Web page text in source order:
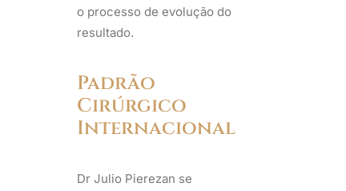
o processo de evolução do
resultado.
Padrão
Cirúrgico
Internacional
Dr Julio Pierezan se